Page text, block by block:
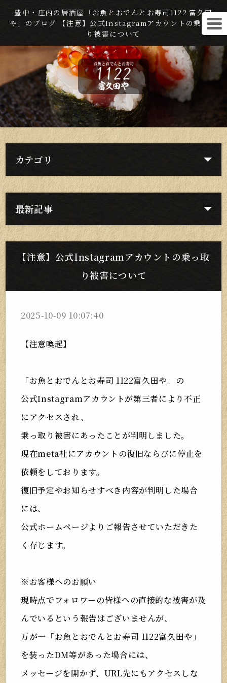
豊中・庄内の居酒屋「お魚とおでんとお寿司1122 富久田
や」のブログ 【注意】公式Instagramアカウントの乗っ取
り被害について
カテゴリ
最新記事
【注意】公式Instagramアカウントの乗っ取
り被害について
2025-10-09 10:07:40
【注意喚起】
「お魚とおでんとお寿司 1122富久田や」の
公式Instagramアカウントが第三者により不正
にアクセスされ、
乗っ取り被害にあったことが判明しました。
現在meta社にアカウントの復旧ならびに停止を
依頼をしております。
復旧予定やお知らせすべき内容が判明した場合
には、
公式ホームページよりご報告させていただきた
く存じます。
※お客様へのお願い
現時点でフォロワーの皆様への直接的な被害が及
んでいるという報告はございませんが、
万が一「お魚とおでんとお寿司 1122富久田や」
を装ったDM等があった場合には、
メッセージを開かず、URL先にもアクセスしな